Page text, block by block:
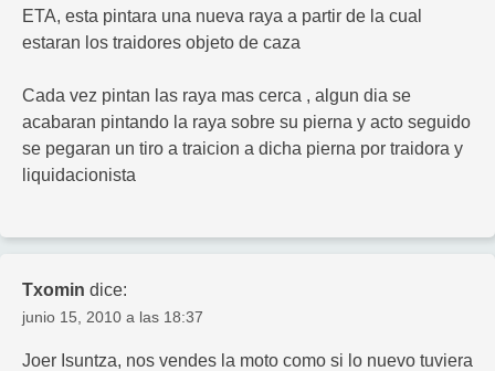
ETA, esta pintara una nueva raya a partir de la cual
estaran los traidores objeto de caza
Cada vez pintan las raya mas cerca , algun dia se
acabaran pintando la raya sobre su pierna y acto seguido
se pegaran un tiro a traicion a dicha pierna por traidora y
liquidacionista
Txomin dice:
junio 15, 2010 a las 18:37
Joer Isuntza, nos vendes la moto como si lo nuevo tuviera